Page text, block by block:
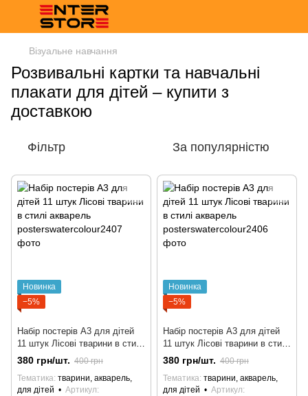
Візуальне навчання
Розвивальні картки та навчальні
плакати для дітей – купити з
доставкою
Фільтр За популярністю
Новинка
−5%
Набір постерів A3 для дітей
11 штук Лісові тварини в стилі
акварель
380 грн/шт. 400 грн
Тематика тварини, акварель,
для дітей
Артикул
Новинка
−5%
Набір постерів A3 для дітей
11 штук Лісові тварини в стилі
акварель
380 грн/шт. 400 грн
Тематика тварини, акварель,
для дітей
Артикул